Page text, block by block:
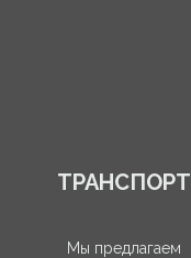
ТРАНСПОРТ
Мы предлагаем